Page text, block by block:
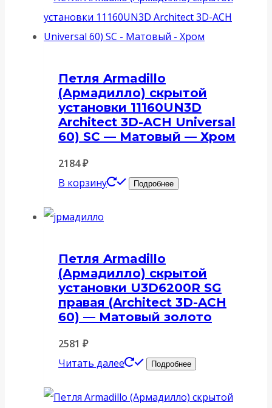
Петля Armadillo
(Армадилло) скрытой
установки 11160UN3D
Architect 3D-ACH Universal
60) SC — Матовый — Хром
2184₽
В корзину
Подробнее
Петля Armadillo
(Армадилло) скрытой
установки U3D6200R SG
правая (Architect 3D-ACH
60) — Матовый золото
2581 ₽
Читать далее
Подробнее